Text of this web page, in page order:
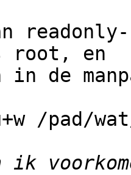
root, en
in de
/pad/
ik